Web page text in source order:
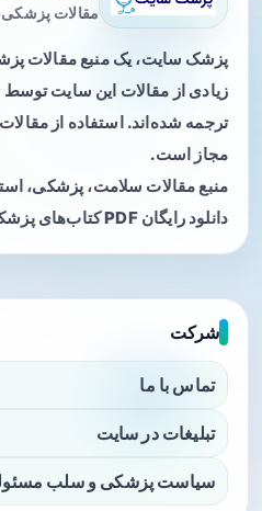
مقالات
پزشک سایت، یک منبع مقالات
زیادی از مقالات این سایت
ترجمه شده‌اند. استفاده از
مجاز است.
منبع مقالات سلامت، پزشکی،
دانلود رایگان PDF کتاب‌های پزشکی.
شرکت
تماس با ما
تبلیغات در سایت
سیاست پزشکی و سلب